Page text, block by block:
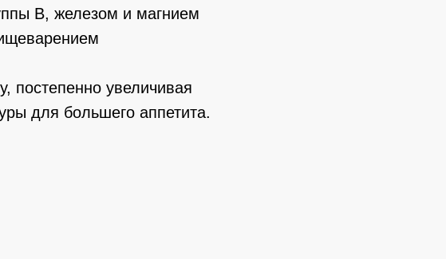
B, железом и магнием
постепенно увеличивая
для большего аппетита.